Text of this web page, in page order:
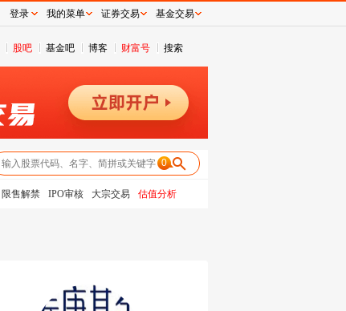
股吧 基金吧 博客 财富号 搜索
0
限售解禁 IPO审核 大宗交易 估值分析
登录 我的菜单 证券交易 基金交易